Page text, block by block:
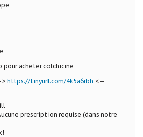
acheter colchicine
https://tinyurl.com/4k5a6rbh <—
prescription requise (dans notre